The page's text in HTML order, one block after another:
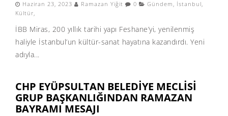
Haziran 23, 2023 Ramazan Yiğit 0 Gündem , İstanbul,
Kültür,
İBB Miras, 200 yıllık tarihi yapı Feshane’yi, yenilenmiş
haliyle İstanbul’un kültür-sanat hayatına kazandırdı. Yeni
adıyla...
CHP EYÜPSULTAN BELEDIYE MECLISI
GRUP BAŞKANLIĞINDAN RAMAZAN
BAYRAMI MESAJI